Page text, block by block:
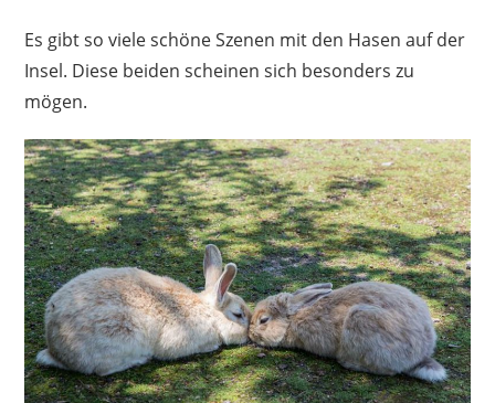
Es gibt so viele schöne Szenen mit den Hasen auf der
Insel. Diese beiden scheinen sich besonders zu
mögen.